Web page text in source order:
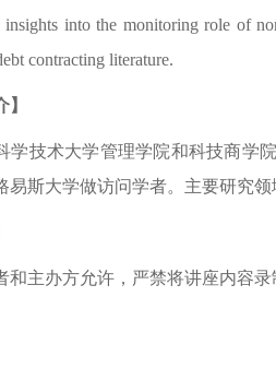
into the monitoring role of
contracting literature.
】
学技术大学管理学院和科技商学
易斯大学做访问学者。主要研究领
和主办方允许，严禁将讲座内容